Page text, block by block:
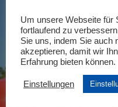
Schreiben Sie
„Kinder unter 6
Ihre E-Mail-Adresse
Erforderliche Felder
Um unsere Webseite für
fortlaufend zu
Sie uns, indem Sie auch
akzeptieren, damit wir
Erfahrung bieten können.
Einstellungen